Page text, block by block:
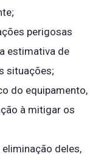
perigosas
estimativa de
situações;
do equipamento,
à mitigar os
deles,